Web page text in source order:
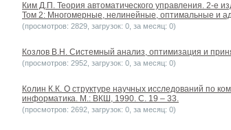
Ким Д.П. Теория автоматического управления. 2-е
Том 2: Многомерные, нелинейные, оптимальные и
(просмотров: 2829, загрузок: 0, за месяц: 0)
Козлов В.Н. Системный анализ, оптимизация и
(просмотров: 2952, загрузок: 0, за месяц: 0)
Колин К.К. О структуре научных исследований по
информатика. М.: ВКШ, 1990. С. 19 – 33.
(просмотров: 2692, загрузок: 0, за месяц: 0)